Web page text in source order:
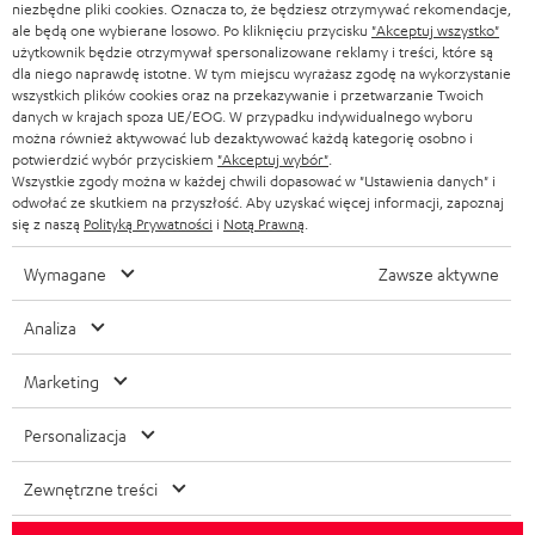
niezbędne pliki cookies. Oznacza to, że będziesz otrzymywać rekomendacje,
ale będą one wybierane losowo. Po kliknięciu przycisku "Akceptuj wszystko"
użytkownik będzie otrzymywał spersonalizowane reklamy i treści, które są
dla niego naprawdę istotne. W tym miejscu wyrażasz zgodę na wykorzystanie
wszystkich plików cookies oraz na przekazywanie i przetwarzanie Twoich
danych w krajach spoza UE/EOG. W przypadku indywidualnego wyboru
można również aktywować lub dezaktywować każdą kategorię osobno i
potwierdzić wybór przyciskiem "Akceptuj wybór"
Wszystkie zgody można w każdej chwili dopasować w "Ustawienia danych" i
odwołać ze skutkiem na przyszłość. Aby uzyskać więcej informacji, zapoznaj
się z naszą Polityką Prywatności i Notą Prawną
Wymagane Zawsze aktywne
Analiza
Marketing
Personalizacja
Zewnętrzne treści